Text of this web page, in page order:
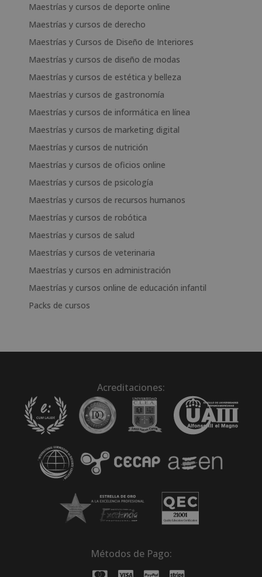
Maestrías y cursos de deporte online
Maestrías y cursos de derecho
Maestrías y Cursos de Diseño de Interiores
Maestrías y cursos de diseño de modas
Maestrías y cursos de estética y belleza
Maestrías y cursos de gastronomía
Maestrías y cursos de informática en línea
Maestrías y cursos de marketing digital
Maestrías y cursos de nutrición
Maestrías y cursos de oficios online
Maestrías y cursos de psicología
Maestrías y cursos de recursos humanos
Maestrías y cursos de robótica
Maestrías y cursos de salud
Maestrías y cursos de veterinaria
Maestrías y cursos en administración
Maestrías y cursos online de educación infantil
Packs de cursos
Acreditaciones:
Métodos de Pago: